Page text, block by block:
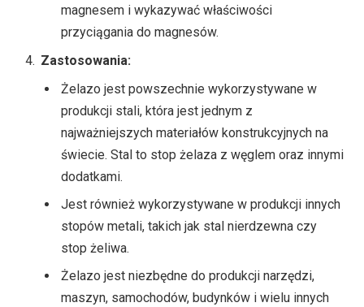
magnesem i wykazywać właściwości
przyciągania do magnesów.
Zastosowania:
Żelazo jest powszechnie wykorzystywane w
produkcji stali, która jest jednym z
najważniejszych materiałów konstrukcyjnych na
świecie. Stal to stop żelaza z węglem oraz innymi
dodatkami.
Jest również wykorzystywane w produkcji innych
stopów metali, takich jak stal nierdzewna czy
stop żeliwa.
Żelazo jest niezbędne do produkcji narzędzi,
maszyn, samochodów, budynków i wielu innych